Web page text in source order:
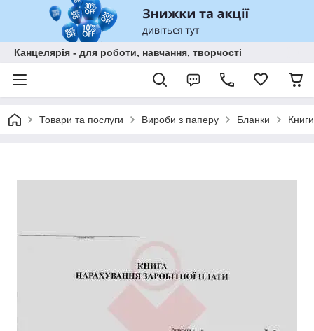
Канцелярія - для роботи, навчання, творчості
Товари та послуги Вироби з паперу Бланки